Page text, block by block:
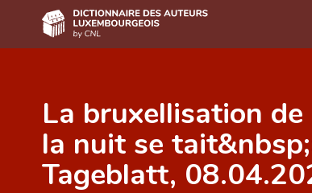
Auteur(e)s A-Z
Recherche avancée
Foire aux questions
La bruxellisation de
la nuit se
Tageblatt,